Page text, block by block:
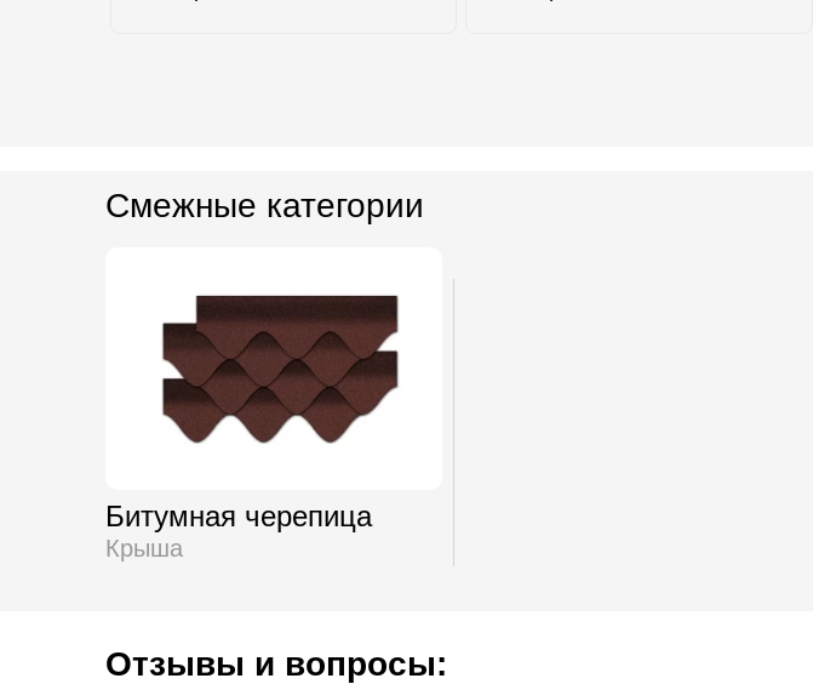
Смежные категории
Битумная черепица
Крыша
Отзывы и вопросы: